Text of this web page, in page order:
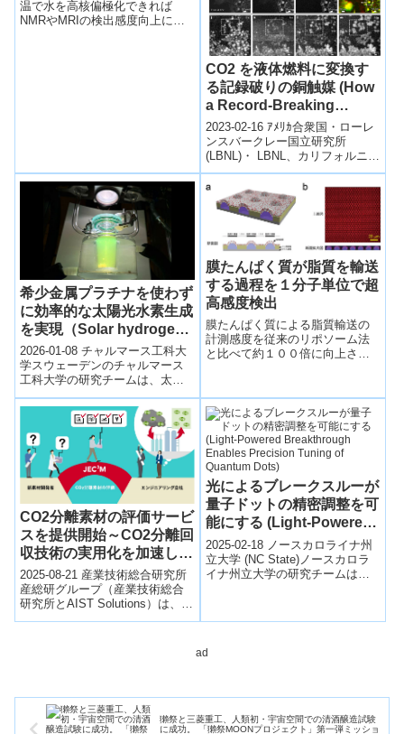
への道～
温で水を高核偏極化できれば
NMRやMRIの検出感度向上につ
CO2 を液体燃料に変換す
る記録破りの銅触媒 (How
a Record-Breaking
Copper Catalyst
Converts CO2 Into Liquid
Fuels)
2023-02-16 ｱﾒﾘｶ合衆国・ローレ
ンスバークレー国立研究所
(LBNL)・ LBNL、カリフォルニア
大学バークレー校(UCB)およびコ
ーネル大学が、CO...
希少金属プラチナを使わず
に効率的な太陽光水素生成
を実現（Solar hydrogen
can now be produced
efficiently without the
scarce metal platinum）
2026-01-08 チャルマース工科大
学スウェーデンのチャルマース
工科大学の研究チームは、太陽
光を利用して水素を効率的に生
成する新しい触媒システムを開
発した。...
膜たんぱく質が脂質を輸送
する過程を１分子単位で超
高感度検出
膜たんぱく質による脂質輸送の
計測感度を従来のリポソーム法
と比べて約１００倍に向上させ
定量計測することに成功しまし
た。
CO2分離素材の評価サービ
スを提供開始～CO2分離回
収技術の実用化を加速し、
カーボンニュートラル実現
へ貢献～
2025-08-21 産業技術総合研究所
産総研グループ（産業技術総合
研究所とAIST Solutions）は、
CO2分離素材（吸収液・吸着
光によるブレークスルーが
量子ドットの精密調整を可
能にする (Light-Powered
Breakthrough Enables
Precision Tuning of
Quantum Dots)
2025-02-18 ノースカロライナ州
立大学 (NC State)ノースカロラ
イナ州立大学の研究チームは、
ad
獺祭と三菱重工、人類初・宇宙空間での清酒醸造試験
に成功。 「獺祭MOONプロジェクト」第一弾ミッショ